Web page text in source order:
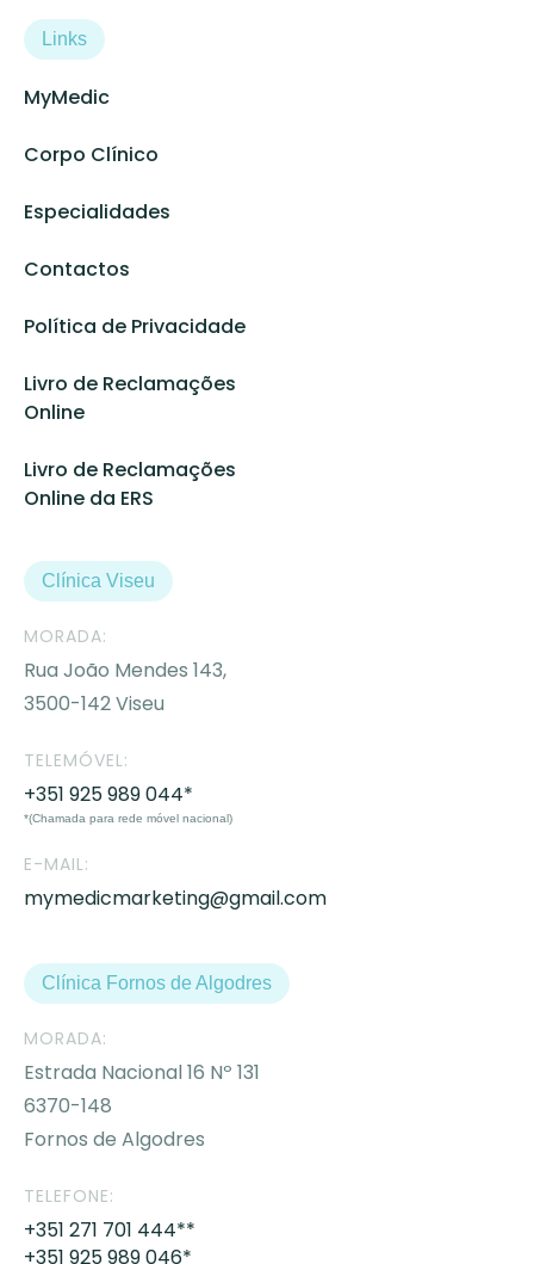
Links
MyMedic
Corpo Clínico
Especialidades
Contactos
Política de Privacidade
Livro de Reclamações
Online
Livro de Reclamações
Online da ERS
Clínica Viseu
MORADA:
Rua João Mendes 143,
3500-142 Viseu
TELEMÓVEL:
+351 925 989 044*
*(Chamada para rede móvel nacional)
E-MAIL:
mymedicmarketing@gmail.com
Clínica Fornos de Algodres
MORADA:
Estrada Nacional 16 Nº 131
6370-148
Fornos de Algodres
TELEFONE:
+351 271 701 444**
+351 925 989 046*